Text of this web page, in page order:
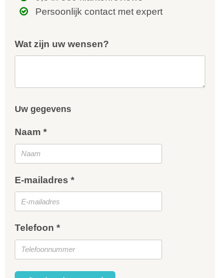
Persoonlijk contact met expert
Wat zijn uw wensen?
Uw gegevens
Naam *
E-mailadres *
Telefoon *